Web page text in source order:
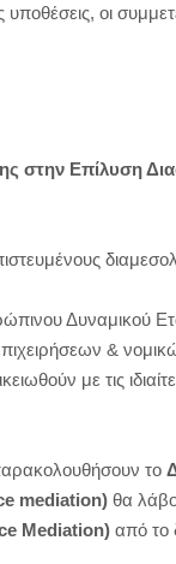
υποθέσεις, οι
στην Επίλυση
Δυναμικού
&
με τις
το
mediation) θα
Mediation) από το